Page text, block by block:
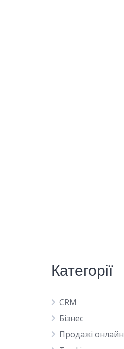
Категорії
CRM
Бізнес
Продажі онлайн